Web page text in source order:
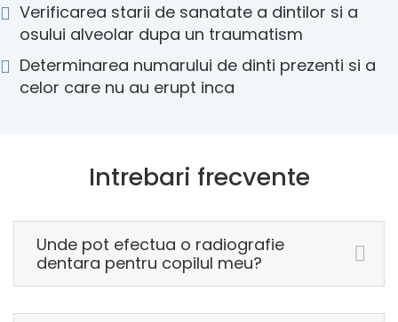
Verificarea starii de sanatate a dintilor si a
osului alveolar dupa un traumatism
Determinarea numarului de dinti prezenti si a
celor care nu au erupt inca
Intrebari frecvente
Unde pot efectua o radiografie
dentara pentru copilul meu?